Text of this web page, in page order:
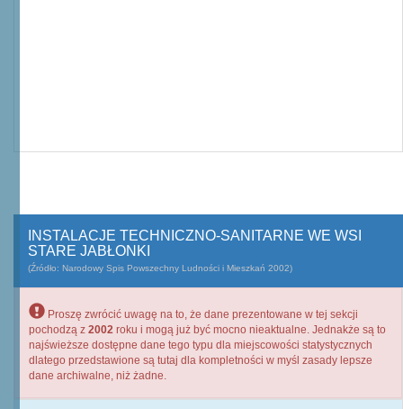
INSTALACJE TECHNICZNO-SANITARNE WE WSI
STARE JABŁONKI
(Źródło: Narodowy Spis Powszechny Ludności i Mieszkań 2002)
Proszę zwrócić uwagę na to, że dane prezentowane w tej sekcji
pochodzą z 2002 roku i mogą już być mocno nieaktualne. Jednakże są to
najświeższe dostępne dane tego typu dla miejscowości statystycznych
dlatego przedstawione są tutaj dla kompletności w myśl zasady lepsze
dane archiwalne, niż żadne.